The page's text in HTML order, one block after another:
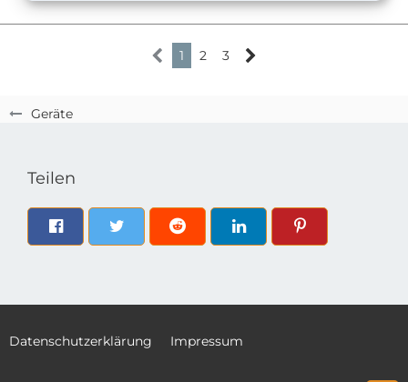
Geräte
1 2 3
Teilen
Datenschutzerklärung Impressum